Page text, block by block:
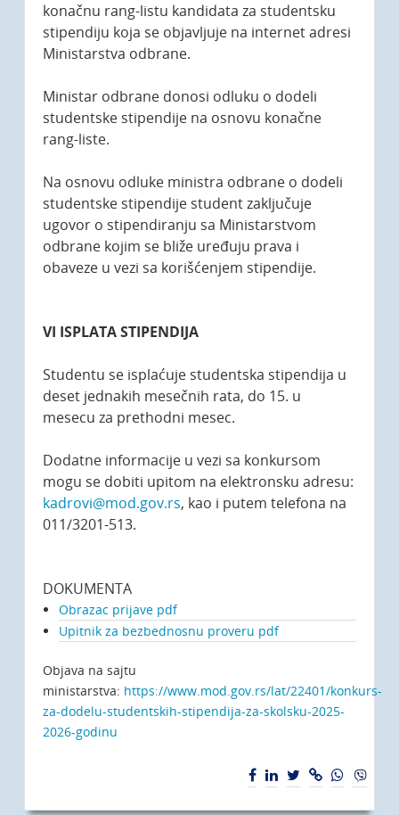
konačnu rang-listu kandidata za studentsku
stipendiju koja se objavljuje na internet adresi
Ministarstva odbrane.
Ministar odbrane donosi odluku o dodeli
studentske stipendije na osnovu konačne
rang-liste.
Na osnovu odluke ministra odbrane o dodeli
studentske stipendije student zaključuje
ugovor o stipendiranju sa Ministarstvom
odbrane kojim se bliže uređuju prava i
obaveze u vezi sa korišćenjem stipendije.
VI ISPLATA STIPENDIJA
Studentu se isplaćuje studentska stipendija u
deset jednakih mesečnih rata, do 15. u
mesecu za prethodni mesec.
Dodatne informacije u vezi sa konkursom
mogu se dobiti upitom na elektronsku adresu:
kadrovi@mod.gov.rs, kao i putem telefona na
011/3201-513.
DOKUMENTA
Obrazac prijave pdf
Upitnik za bezbednosnu proveru pdf
Objava na sajtu
ministarstva: https://www.mod.gov.rs/lat/22401/konkurs-
za-dodelu-studentskih-stipendija-za-skolsku-2025-
2026-godinu